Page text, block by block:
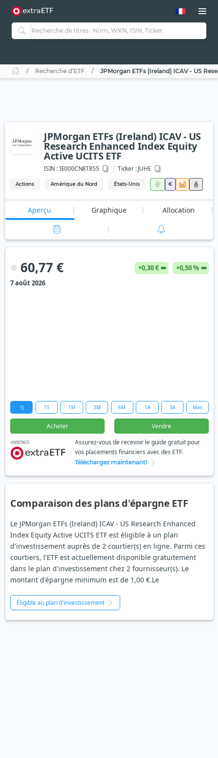
Recherche d’ETF JPMorgan ETFs (Ireland) ICAV - US
JPMorgan ETFs (Ireland) ICAV - US
Research Enhanced Index Equity
Active UCITS ETF
ISIN :IE000CN8T855 Ticker :JUHE
Actions Amérique du Nord États-Unis €
Aperçu Graphique Allocation
60,77 € +0,30 €
+0,50 %
7 août 2026
1J 1S 1M 3M 6M 1A 3A Max
Acheter Vendre
ANNONCE
Assurez-vous de recevoir le guide gratuit pour
vos placements financiers avec des ETF.
Téléchargez maintenant!
Comparaison des plans d'épargne ETF
Le JPMorgan ETFs (Ireland) ICAV - US Research Enhanced
Index Equity Active UCITS ETF est éligible à un plan
d'investissement auprès de 2 courtier(s) en ligne. Parmi ces
courtiers, l'ETF est actuellement disponible gratuitement
dans le plan d'investissement chez 2 fournisseur(s). Le
montant d'épargne minimum est de 1,00 €.Le
Éligible au plan d'investissement